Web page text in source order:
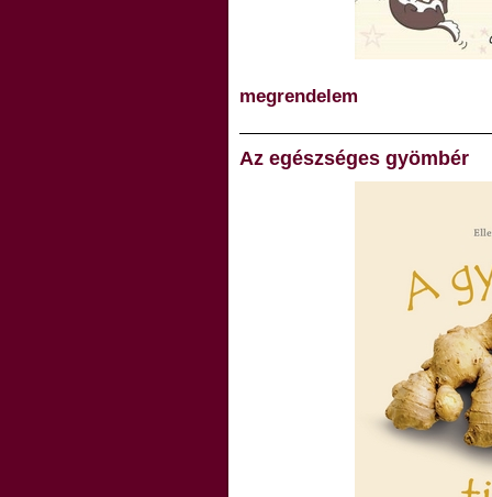
megrendelem
Az egészséges gyömbér